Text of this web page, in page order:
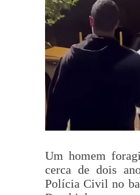
Um homem
cerca de dois
Polícia Civil no